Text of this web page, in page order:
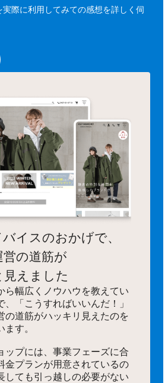
際に利用してみての感想を詳しく伺
イスのおかげで、
の道筋が
えました
ら幅広くノウハウを教えてい
、「こうすればいいんだ！」
の道筋がハッキリ見えたのを
す。
ップには、事業フェーズに合
金プランが用意されているの
しても引っ越しの必要がない